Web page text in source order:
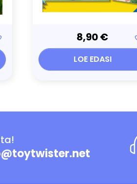
8,90€
LOE EDASI